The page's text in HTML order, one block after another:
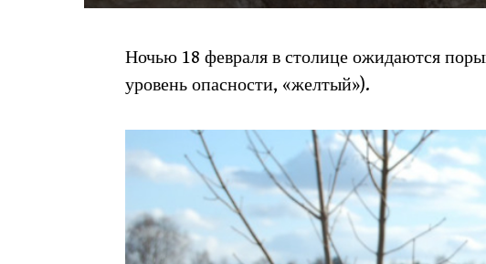
Ночью 18 февраля в столице ожидаются
уровень опасности, «желтый»).